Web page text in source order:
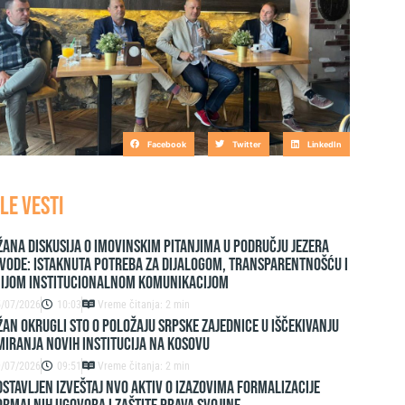
Facebook Twitter LinkedIn
VESTI
diskusija o imovinskim pitanjima u području jezera
Istaknuta potreba za dijalogom, transparentnošću i
institucionalnom komunikacijom
07/2026 10:03 Vreme čitanja: 2 min
OKRUGLI STO O POLOŽAJU SRPSKE ZAJEDNICE U IŠČEKIVANJU
NOVIH INSTITUCIJA NA KOSOVU
07/2026 09:51 Vreme čitanja: 2 min
izveštaj NVO Aktiv o izazovima formalizacije